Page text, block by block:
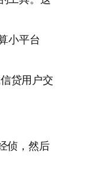
小平台
贷用户交
侦，然后